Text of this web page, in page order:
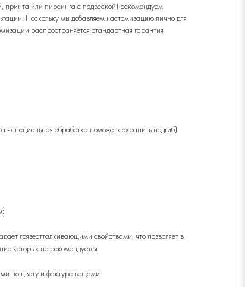
или пирсинга с подвеской) рекомендуем
Поскольку мы добавляем кастомизацию лично для
распространяется стандартная гарантия
- специальная обработка поможет сохранить подгиб)
грязеотталкивающими свойствами, что позволяет в
которых не рекомендуется
по цвету и фактуре вещами